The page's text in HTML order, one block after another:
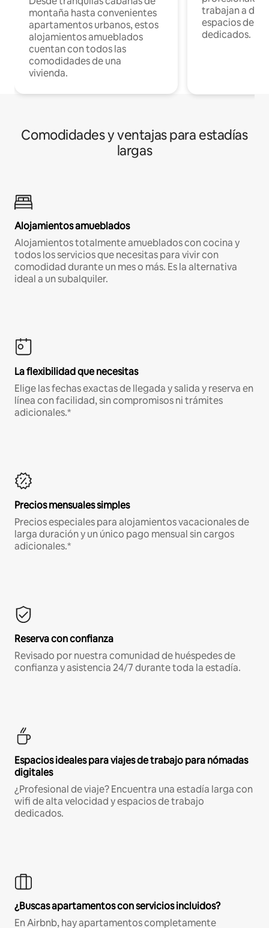
montaña hasta convenientes
apartamentos urbanos, estos
alojamientos amueblados
cuentan con todos las
comodidades de una
vivienda.
trabajan a
espacios de
dedicados.
Comodidades y ventajas para estadías
largas
Alojamientos amueblados
Alojamientos totalmente amueblados con cocina y
todos los servicios que necesitas para vivir con
comodidad durante un mes o más. Es la alternativa
ideal a un subalquiler.
La flexibilidad que necesitas
Elige las fechas exactas de llegada y salida y reserva en
línea con facilidad, sin compromisos ni trámites
adicionales.*
Precios mensuales simples
Precios especiales para alojamientos vacacionales de
larga duración y un único pago mensual sin cargos
adicionales.*
Reserva con confianza
Revisado por nuestra comunidad de huéspedes de
confianza y asistencia 24/7 durante toda la estadía.
Espacios ideales para viajes de trabajo para nómadas
digitales
¿Profesional de viaje? Encuentra una estadía larga con
wifi de alta velocidad y espacios de trabajo
dedicados.
¿Buscas apartamentos con servicios incluidos?
En Airbnb, hay apartamentos completamente